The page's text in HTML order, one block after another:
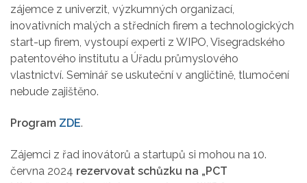
zájemce z univerzit, výzkumných organizací,
inovativních malých a středních firem a technologických
start-up firem, vystoupí experti z WIPO, Visegradského
patentového institutu a Úřadu průmyslového
vlastnictví. Seminář se uskuteční v angličtině, tlumočení
nebude zajištěno.
Program ZDE.
Zájemci z řad inovátorů a startupů si mohou na 10.
června 2024 rezervovat schůzku na „PCT